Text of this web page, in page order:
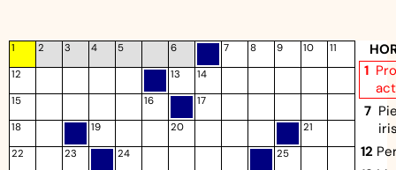
1
7
12
1 2 3 4 5 6 7 8 9 10
11
12
13
14
15
16
17
18
19 20
21
22
23 24
25